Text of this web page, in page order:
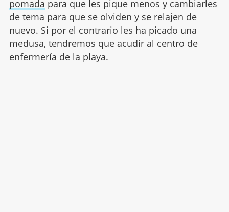
pomada para que les pique menos y cambiarles
de tema para que se olviden y se relajen de
nuevo. Si por el contrario les ha picado una
medusa, tendremos que acudir al centro de
enfermería de la playa.